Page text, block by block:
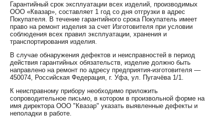
Гарантийный срок эксплуатации всех изделий, производимых
ООО «Квазар», составляет 1 год со дня отгрузки в адрес
Покупателя. В течение гарантийного срока Покупатель имеет
право на ремонт изделия за счет Изготовителя при условии
соблюдения всех правил эксплуатации, хранения и
транспортирования изделия.
В случае обнаружения дефектов и неисправностей в период
действия гарантийных обязательств, изделие должно быть
направлено на ремонт по адресу предприятия-изготовителя —
450074, Российская Федерация, г. Уфа, ул. Пугачёва 1/1.
К неисправному прибору необходимо приложить
сопроводительное письмо, в котором в произвольной форме на
имя директора ООО "Квазар" указать выявленные дефекты и
неполадки в работе.